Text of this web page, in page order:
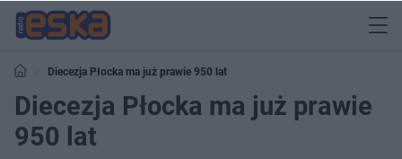
Diecezja Płocka ma już prawie 950 lat
Diecezja Płocka ma już prawie
950 lat